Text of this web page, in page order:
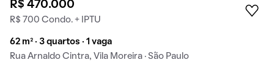
R$ 470.000
R$ 700 Condo. + IPTU
62 m² · 3 quartos · 1 vaga
Rua Arnaldo Cintra, Vila Moreira · São Paulo